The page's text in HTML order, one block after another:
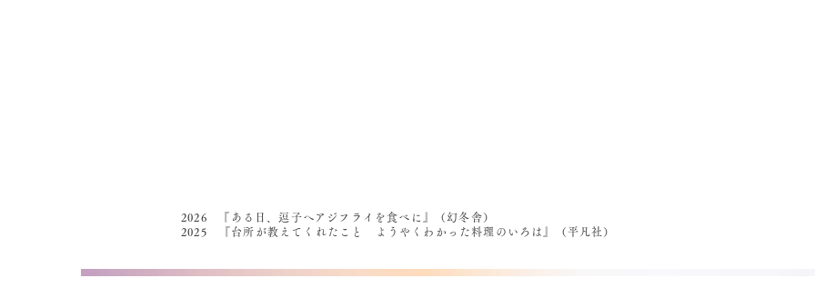
2026 『ある日、逗子へアジフライを食べに』（幻冬舎）
2025 『台所が教えてくれたこと ようやくわかった料理のいろは』（平凡社）